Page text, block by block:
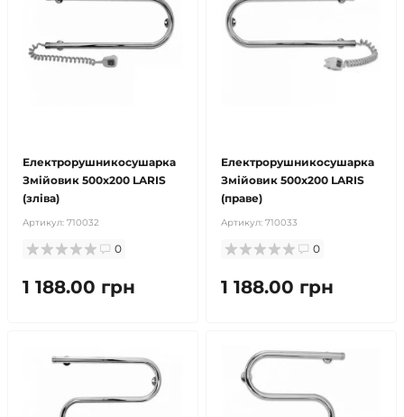
Електрорушникосушарка
Змійовик 500х200 LARIS
(зліва)
Артикул: 710032
0
1 188.00 грн
Електрорушникосушарка
Змійовик 500х200 LARIS
(праве)
Артикул: 710033
0
1 188.00 грн